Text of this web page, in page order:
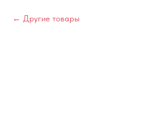
Другие товары